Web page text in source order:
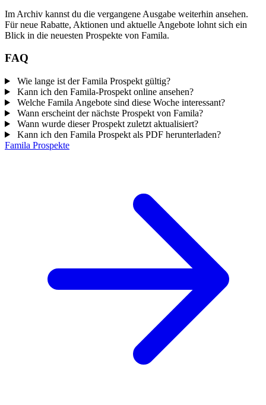
Im Archiv kannst du die vergangene Ausgabe weiterhin ansehen.
Für neue Rabatte, Aktionen und aktuelle Angebote lohnt sich ein
Blick in die neuesten Prospekte von Famila.
FAQ
Wie lange ist der Famila Prospekt gültig?
Kann ich den Famila-Prospekt online ansehen?
Welche Famila Angebote sind diese Woche interessant?
Wann erscheint der nächste Prospekt von Famila?
Wann wurde dieser Prospekt zuletzt aktualisiert?
Kann ich den Famila Prospekt als PDF herunterladen?
Famila Prospekte